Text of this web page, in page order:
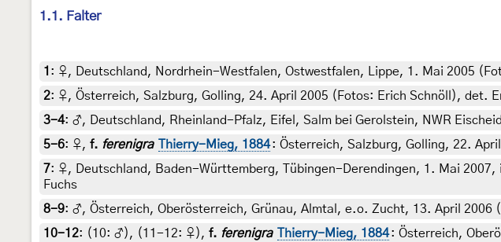
1.1. Falter
1 : ♀, Deutschland, Nordrhein-Westfalen, Ostwestfalen, Lippe, 1. Mai 2005
2: ♀, Österreich, Salzburg, Golling, 24. April 2005 (Fotos: Erich Schnöll), det.
3-4: ♂, Deutschland, Rheinland-Pfalz, Eifel, Salm bei Gerolstein, NWR
5-6: ♀, f. ferenigra Thierry-Mieg, 1884: Österreich, Salzburg, Golling, 22.
7: ♀, Deutschland, Baden-Württemberg, Tübingen-Derendingen, 1. Mai
Fuchs
8-9: ♂, Österreich, Oberösterreich, Grünau, Almtal, e.o. Zucht, 13. April 2006
10-12: (10: ♂), (11-12: ♀), f. ferenigra Thierry-Mieg, 1884: Österreich,